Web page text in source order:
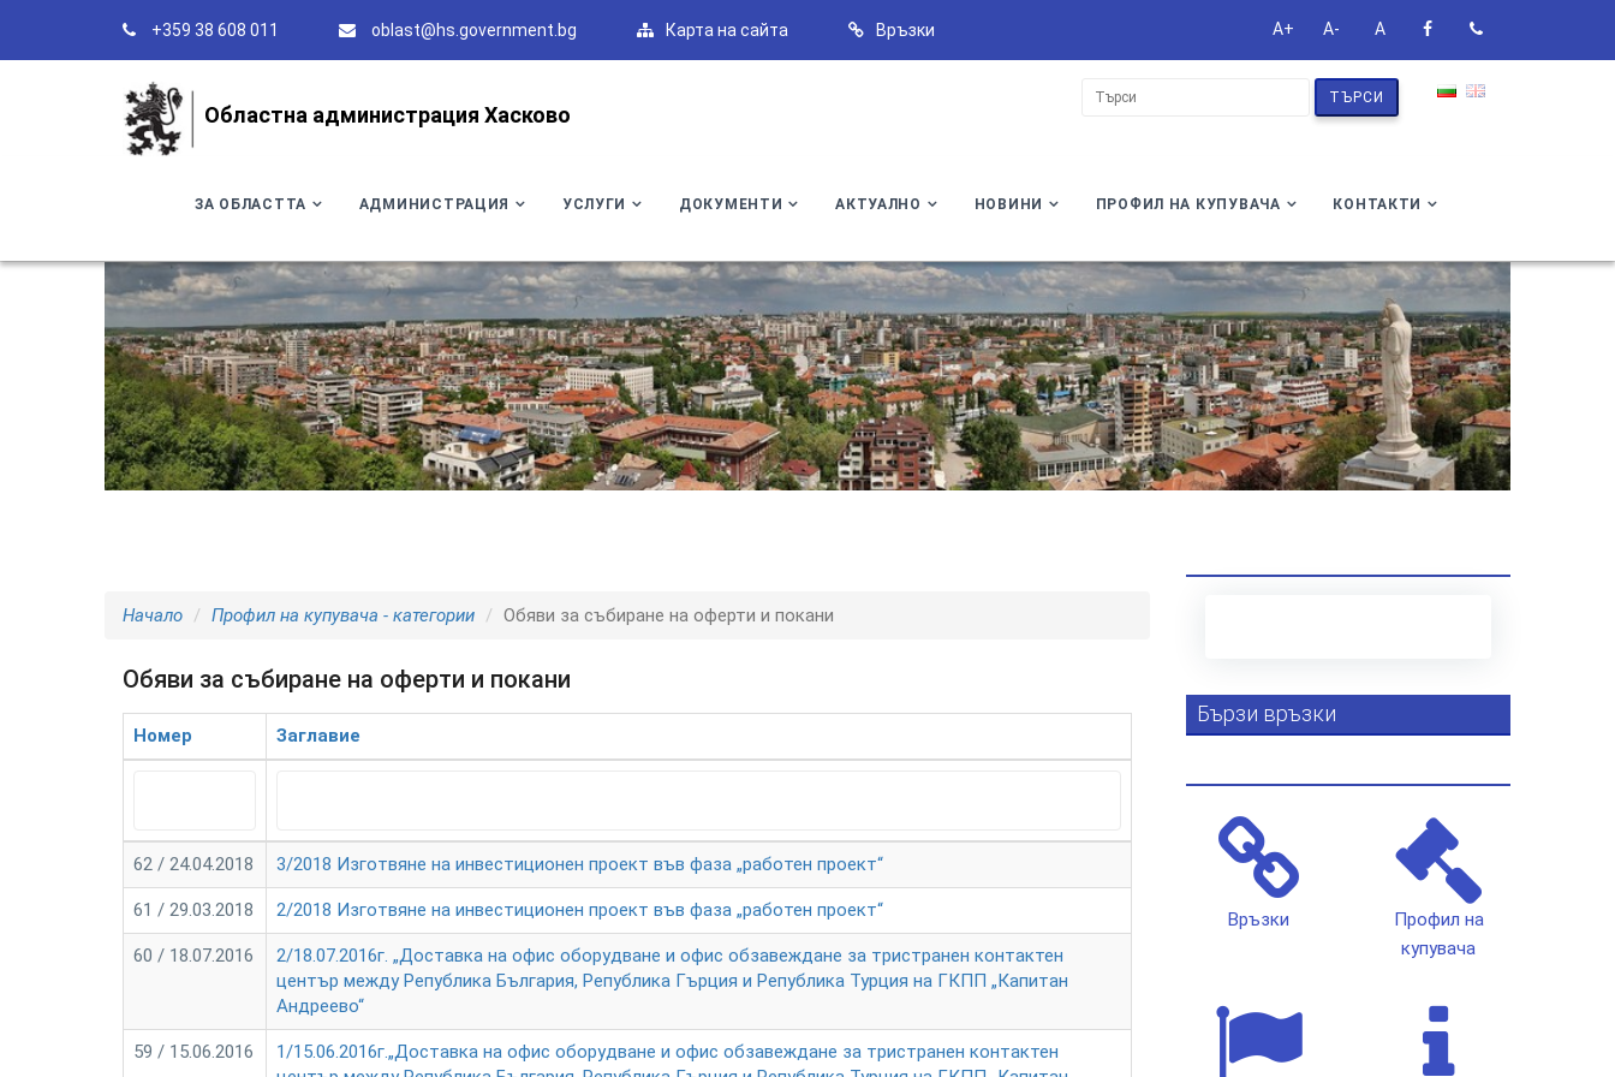
+359 38 608 011 oblast@hs.government.bg Карта на сайта Връзки A+ A- A
Областна администрация Хасково
ТЪРСИ
ЗА ОБЛАСТТА АДМИНИСТРАЦИЯ УСЛУГИ ДОКУМЕНТИ АКТУАЛНО НОВИНИ ПРОФИЛ НА КУПУВАЧА КОНТАКТИ
Начало Профил на купувача - категории Обяви за събиране на оферти и покани
Обяви за събиране на оферти и покани
Номер Заглавие
62 / 24.04.2018 3/2018 Изготвяне на инвестиционен проект във фаза „работен проект“
61 / 29.03.2018 2/2018 Изготвяне на инвестиционен проект във фаза „работен проект“
60 / 18.07.2016
2/18.07.2016г. „Доставка на офис оборудване и офис обзавеждане за тристранен контактен
център между Република България, Република Гърция и Република Турция на ГКПП „Капитан
Андреево“
59 / 15.06.2016
1/15.06.2016г.„Доставка на офис оборудване и офис обзавеждане за тристранен контактен
Бързи връзки
Връзки
Профил на
купувача